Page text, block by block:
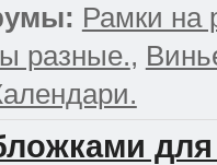
Рамки на
разные.,
для